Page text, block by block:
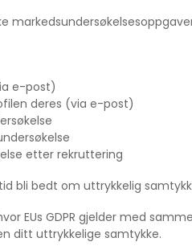
e-post)
deres (via e-post)
etter rekruttering
bli bedt om uttrykkelig
EUs GDPR gjelder med
ditt uttrykkelige samtykke.